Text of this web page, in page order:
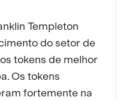
Templeton
do setor de
tokens de melhor
Os tokens
fortemente na